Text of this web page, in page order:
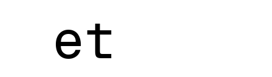
et